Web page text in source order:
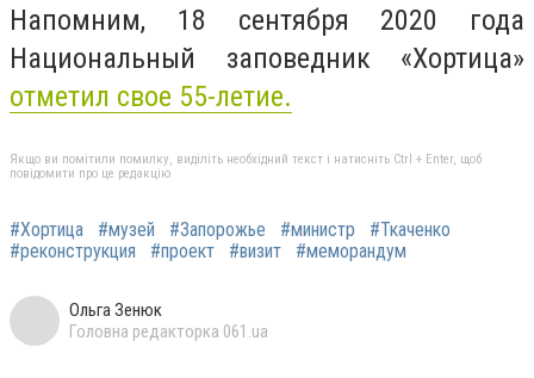
Напомним, 18 сентября 2020 года
Национальный заповедник «Хортица»
отметил свое 55-летие.
Якщо ви помітили помилку, виділіть необхідний текст і натисніть Ctrl + Enter, щоб
повідомити про це редакцію
#Хортица #музей #Запорожье #министр
#Ткаченко
#реконструкция
#проект #визит #меморандум
Ольга Зенюк
Головна редакторка 061.ua